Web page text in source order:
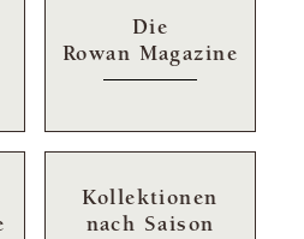
Die
Rowan Magazine
Kollektionen
nach Saison